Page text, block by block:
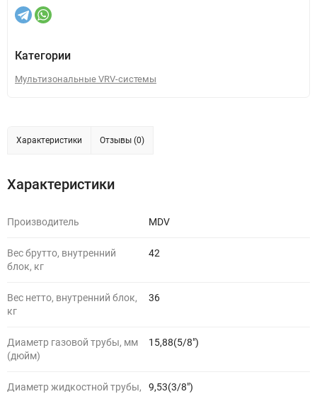
Категории
Мультизональные VRV-системы
Характеристики Отзывы (0)
Характеристики
Производитель MDV
Вес брутто, внутренний
блок, кг
42
Вес нетто, внутренний блок,
кг
36
Диаметр газовой трубы, мм
(дюйм)
15,88(5/8")
Диаметр жидкостной трубы,
9,53(3/8")